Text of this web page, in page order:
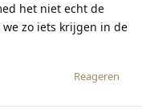
het niet echt de
zo iets krijgen in de
Reageren